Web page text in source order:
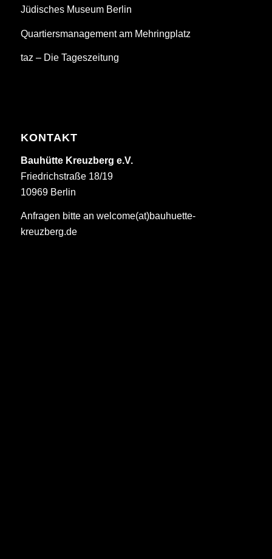
Jüdisches Museum Berlin
Quartiersmanagement am Mehringplatz
taz – Die Tageszeitung
KONTAKT
Bauhütte Kreuzberg e.V.
Friedrichstraße 18/19
10969 Berlin
Anfragen bitte an welcome(at)bauhuette-
kreuzberg.de